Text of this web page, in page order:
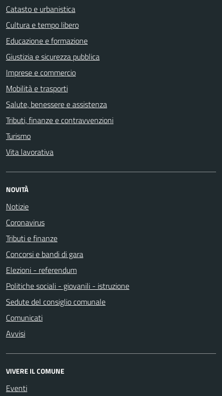
Catasto e urbanistica
Cultura e tempo libero
Educazione e formazione
Giustizia e sicurezza pubblica
Imprese e commercio
Mobilità e trasporti
Salute, benessere e assistenza
Tributi, finanze e contravvenzioni
Turismo
Vita lavorativa
NOVITÀ
Notizie
Coronavirus
Tributi e finanze
Concorsi e bandi di gara
Elezioni - referendum
Politiche sociali - giovanili - istruzione
Sedute del consiglio comunale
Comunicati
Avvisi
VIVERE IL COMUNE
Eventi